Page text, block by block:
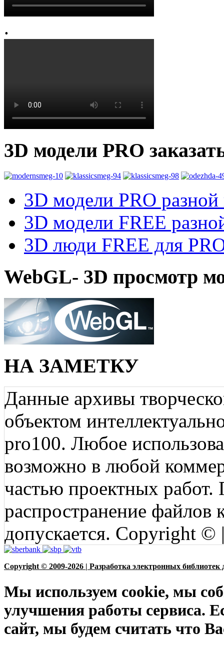
.
3D модели PRO
3D модели PRO разной
3D модели FREE
3D люди FREE для
WebGL- 3D просмотр
НА ЗАМЕТКУ
Данные архивы
объектом
pro100. Любое
возможно в любой
частью проектных
распространение файлов
допускается. Copyright
Copyright © 2009-2026 | Разработка электронных библиотек
Мы используем cookie, мы
улучшения работы сервиса.
сайт, мы будем считать что